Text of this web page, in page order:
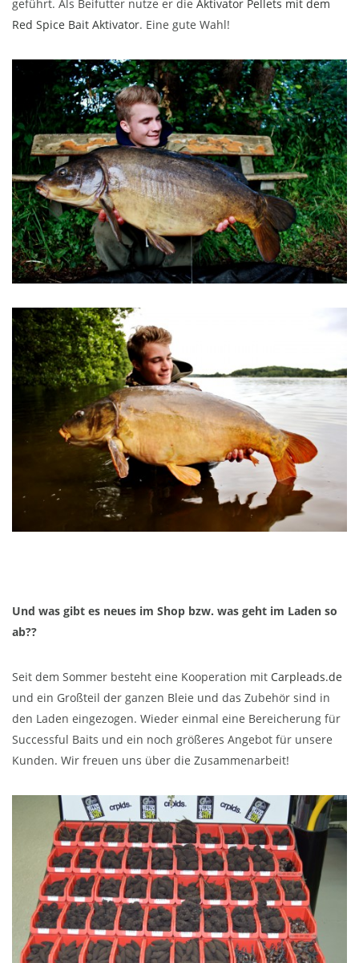
geführt. Als Beifutter nutze er die Aktivator Pellets mit dem
Red Spice Bait Aktivator. Eine gute Wahl!
Und was gibt es neues im Shop bzw. was geht im Laden so
ab??
Seit dem Sommer besteht eine Kooperation mit Carpleads.de
und ein Großteil der ganzen Bleie und das Zubehör sind in
den Laden eingezogen. Wieder einmal eine Bereicherung für
Successful Baits und ein noch größeres Angebot für unsere
Kunden. Wir freuen uns über die Zusammenarbeit!